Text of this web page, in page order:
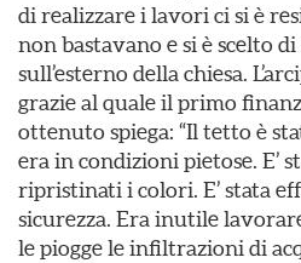
di realizzare i lavori ci si è
non bastavano e si è scelto
sull’esterno della chiesa.
grazie al quale il primo
ottenuto spiega: “Il tetto è
era in condizioni pietose. E’
ripristinati i colori. E’ stata
sicurezza. Era inutile
le piogge le infiltrazioni di